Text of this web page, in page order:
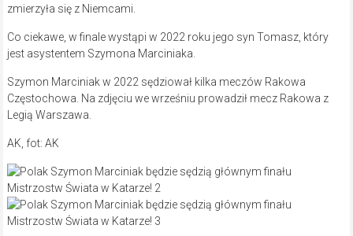
zmierzyła się z Niemcami.
Co ciekawe, w finale wystąpi w 2022 roku jego syn Tomasz, który
jest asystentem Szymona Marciniaka.
Szymon Marciniak w 2022 sędziował kilka meczów Rakowa
Częstochowa. Na zdjęciu we wrześniu prowadził mecz Rakowa z
Legią Warszawa.
AK, fot: AK